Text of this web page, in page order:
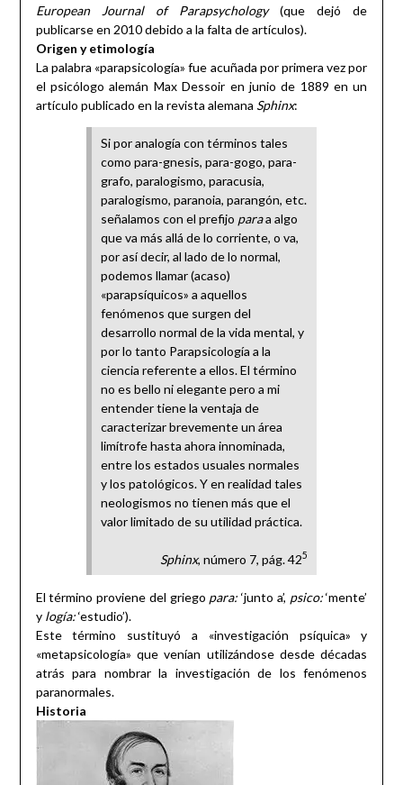
European Journal of Parapsychology(que dejó de
publicarse en 2010 debido a la falta de artículos).
Origen y etimología
La palabra «parapsicología» fue acuñada por primera vez por
el psicólogo alemán Max Dessoir en junio de 1889 en un
artículo publicado en la revista alemana Sphinx:
Si por analogía con términos tales
como para-gnesis, para-gogo, para-
grafo, paralogismo, paracusia,
paralogismo, paranoia, parangón, etc.
señalamos con el prefijo paraa algo
que va más allá de lo corriente, o va,
por así decir, al lado de lo normal,
podemos llamar (acaso)
«parapsíquicos» a aquellos
fenómenos que surgen del
desarrollo normal de la vida mental, y
por lo tanto Parapsicología a la
ciencia referente a ellos. El término
no es bello ni elegante pero a mi
entender tiene la ventaja de
caracterizar brevemente un área
limítrofe hasta ahora innominada,
entre los estados usuales normales
y los patológicos. Y en realidad tales
neologismos no tienen más que el
valor limitado de su utilidad práctica.
Sphinx, número 7, pág. 425
El término proviene del griego para: ‘junto a’, psico:‘mente’
y logía:‘estudio’).
Este término sustituyó a «investigación psíquica» y
«metapsicología» que venían utilizándose desde décadas
atrás para nombrar la investigación de los fenómenos
paranormales.
Historia